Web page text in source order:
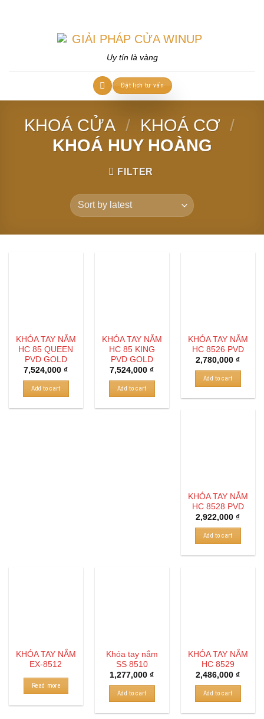
Uy tín là vàng
Đặt lịch tư vấn
KHOÁ CỬA / KHOÁ CƠ /
KHOÁ HUY HOÀNG
FILTER
KHÓA TAY NẮM
HC 85 QUEEN
PVD GOLD
7,524,000₫
Add to cart
KHÓA TAY NẮM
HC 85 KING
PVD GOLD
7,524,000₫
Add to cart
KHÓA TAY NẮM
HC 8526 PVD
2,780,000₫
Add to cart
KHÓA TAY NẮM
HC 8528 PVD
2,922,000₫
Add to cart
KHÓA TAY NẮM
EX-8512
Read more
Khóa tay nắm
SS 8510
1,277,000₫
Add to cart
KHÓA TAY NẮM
HC 8529
2,486,000₫
Add to cart